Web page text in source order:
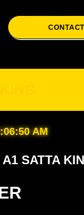
CONTACT
AM
SATTA